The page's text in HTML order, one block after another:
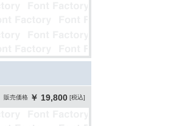
販売価格 ￥ 19,800 [税込]